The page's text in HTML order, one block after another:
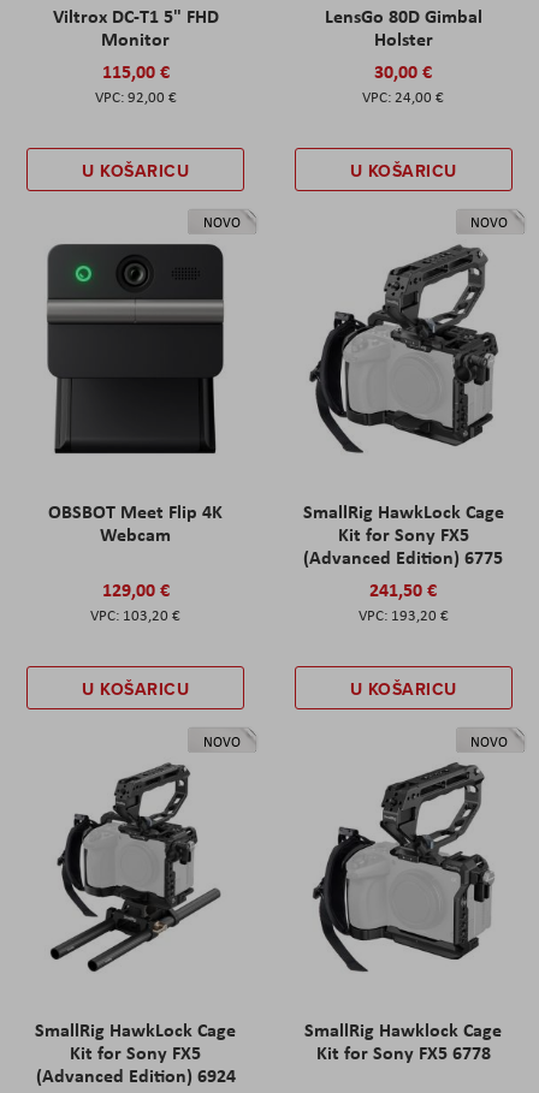
Viltrox DC-T1 5" FHD
Monitor
115,00 €
92,00 €
U KOŠARICU
LensGo 80D Gimbal
Holster
30,00 €
24,00 €
U KOŠARICU
NOVO
OBSBOT Meet Flip 4K
Webcam
129,00 €
103,20 €
U KOŠARICU
NOVO
SmallRig HawkLock Cage
Kit for Sony FX5
(Advanced Edition) 6775
241,50 €
193,20 €
U KOŠARICU
NOVO
SmallRig HawkLock Cage
Kit for Sony FX5
(Advanced Edition) 6924
NOVO
SmallRig Hawklock Cage
Kit for Sony FX5 6778